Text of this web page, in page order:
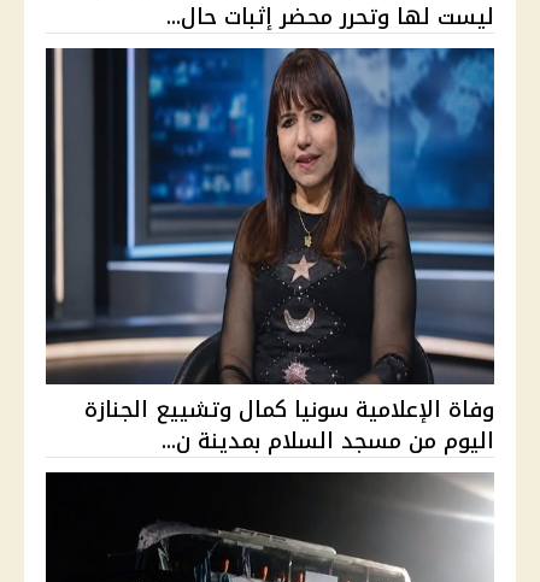
ليست لها وتحرر محضر إثبات حال...
وفاة الإعلامية سونيا كمال وتشييع الجنازة
اليوم من مسجد السلام بمدينة ن...